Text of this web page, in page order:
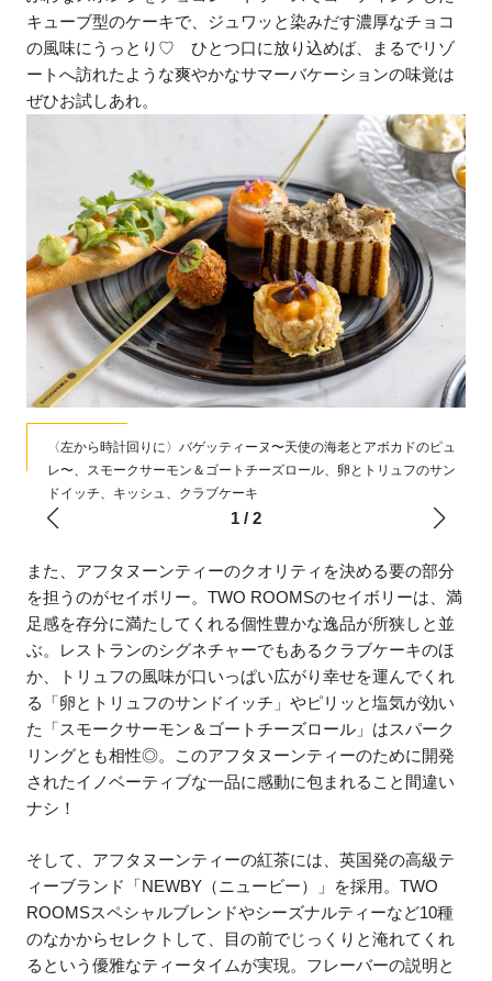
キューブ型のケーキで、ジュワッと染みだす濃厚なチョコ
の風味にうっとり♡ ひとつ口に放り込めば、まるでリゾ
ートへ訪れたような爽やかなサマーバケーションの味覚は
ぜひお試しあれ。
〈左から時計回りに〉バゲッティーヌ〜天使の海老とアボカドのピュ
レ〜、スモークサーモン＆ゴートチーズロール、卵とトリュフのサン
ドイッチ、キッシュ、クラブケーキ
1/ 2
また、アフタヌーンティーのクオリティを決める要の部分
を担うのがセイボリー。TWO ROOMSのセイボリーは、満
足感を存分に満たしてくれる個性豊かな逸品が所狭しと並
ぶ。レストランのシグネチャーでもあるクラブケーキのほ
か、トリュフの風味が口いっぱい広がり幸せを運んでくれ
る「卵とトリュフのサンドイッチ」やピリッと塩気が効い
た「スモークサーモン＆ゴートチーズロール」はスパーク
リングとも相性◎。このアフタヌーンティーのために開発
されたイノベーティブな一品に感動に包まれること間違い
ナシ！
そして、アフタヌーンティーの紅茶には、英国発の高級テ
ィーブランド「NEWBY（ニュービー）」を採用。TWO
ROOMSスペシャルブレンドやシーズナルティーなど10種
のなかからセレクトして、目の前でじっくりと淹れてくれ
るという優雅なティータイムが実現。フレーバーの説明と